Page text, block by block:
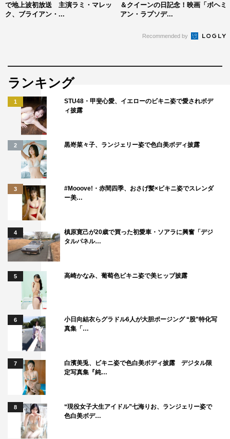
存の曲は使えないので何か歌ってください」と言われ、そ
れで奏でた“ひょっこりソング”です。
ロックな“ひょっこりソング”からの、いつものひょっこ
して、撮影中は気が散りましたけど（笑）、スチール撮影
のときにはいっぱいひょっこりをやってくれて、とても楽
しく撮影ができました！
で地上波初放送 主演ラミ・マレッ
ク、ブライアン・...
＆クイーンの日記念！映画「ボヘミ
アン・ラプソデ...
Recommended by
ランキング
1
STU48・甲斐心愛、イエローのビキニ姿で愛されボデ
ィ披露
2 黒嵜菜々子、ランジェリー姿で色白美ボディ披露
3
#Mooove!・赤間四季、おさげ髪×ビキニ姿でスレンダ
ー美…
4
槙原寛己が20歳で買った初愛車・ソアラに興奮「デジ
タルパネル…
5 高崎かなみ、葡萄色ビキニ姿で美ヒップ披露
6
小日向結衣らグラドル6人が大胆ポージング “股”特化写
真集「…
7
白濱美兎、ビキニ姿で色白美ボディ披露 デジタル限
定写真集『純…
8
“現役女子大生アイドル”七海りお、ランジェリー姿で
色白美ボデ…